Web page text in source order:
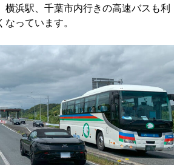
横浜駅、千葉市内行きの高速バスも利
っています。